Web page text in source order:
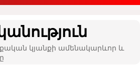
կյանքի ամենակարևոր և